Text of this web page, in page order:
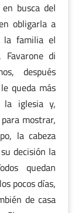
busca del
obligarla a
la familia el
di
después
queda más
la iglesia y,
mostrar,
la cabeza
decisión la
quedan
pocos días,
de casa